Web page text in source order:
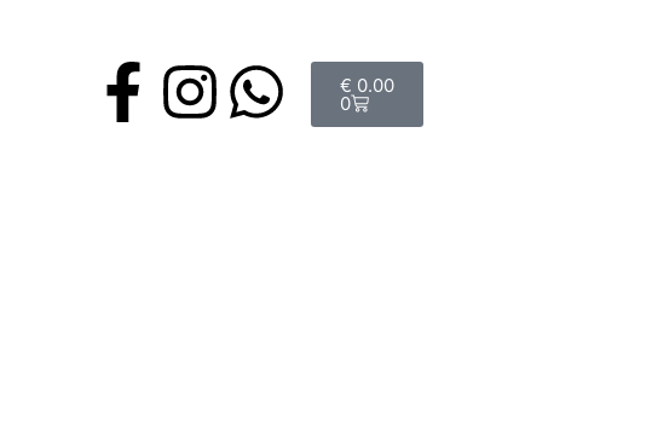
€ 0.00
0